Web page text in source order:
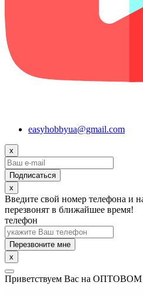
easyhobbyua@gmail.com
x
x
Введите свой номер телефона и
перезвонят в ближайшее время!
телефон
Перезвоните мне
x
Приветствуем Вас на ОПТОВОМ